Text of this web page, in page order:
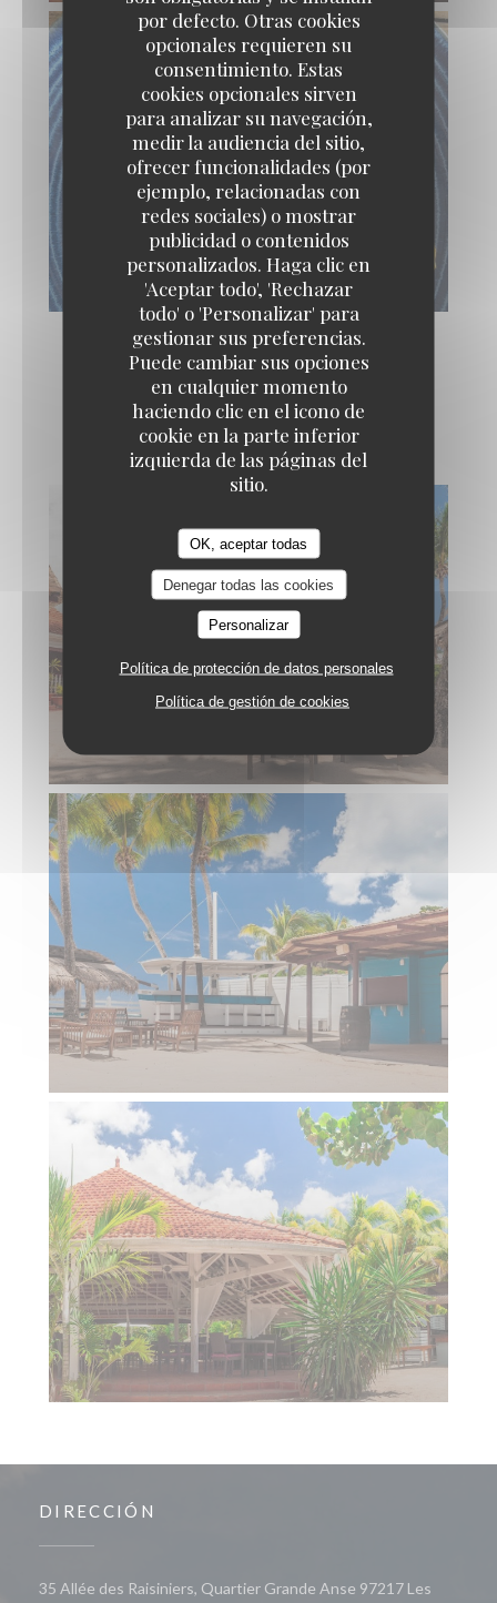
por defecto. Otras cookies
opcionales requieren su
consentimiento. Estas
cookies opcionales sirven
para analizar su navegación,
medir la audiencia del sitio,
ofrecer funcionalidades (por
ejemplo, relacionadas con
redes sociales) o mostrar
publicidad o contenidos
personalizados. Haga clic en
'Aceptar todo', 'Rechazar
todo' o 'Personalizar' para
gestionar sus preferencias.
Puede cambiar sus opciones
en cualquier momento
haciendo clic en el icono de
cookie en la parte inferior
izquierda de las páginas del
sitio.
OK, aceptar todas
Denegar todas las cookies
Personalizar
Política de protección de datos personales
Política de gestión de cookies
Le lieu
DIRECCIÓN
35 Allée des Raisiniers, Quartier Grande Anse 97217 Les